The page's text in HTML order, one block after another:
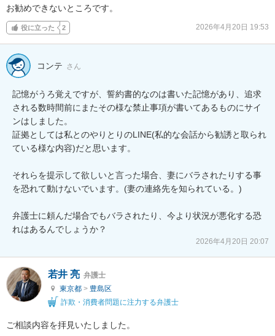
お勧めできないところです。
役に立った 2 2026年4月20日 19:53
コンテ さん
記憶がうろ覚えですが、誓約書的なのは書いた記憶があり、追求
される数時間前にまたその様な禁止事項が書いてあるものにサイ
ンはしました。
証拠としては私とのやりとりのLINE(私的な会話から勧誘と取られ
ている様な内容)だと思います。
それらを提示して欲しいと言った場合、妻にバラされたりする事
を恐れて動けないでいます。(妻の連絡先を知られている。)
弁護士に頼んだ場合でもバラされたり、今より状況が悪化する恐
れはあるんでしょうか？
2026年4月20日 20:07
若井 亮 弁護士
東京都 > 豊島区
詐欺・消費者問題に注力する弁護士
ご相談内容を拝見いたしました。